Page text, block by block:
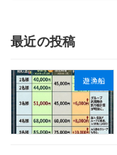
最近の投稿
遊漁船